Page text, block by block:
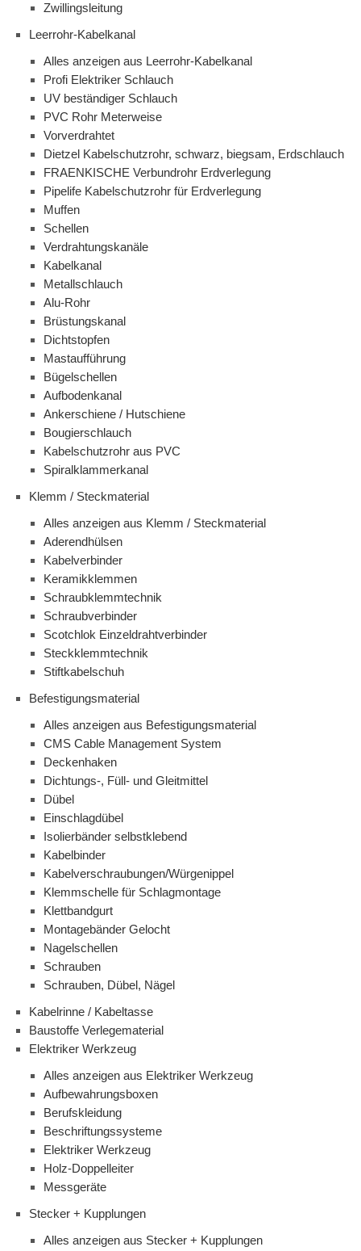
Zwillingsleitung
Leerrohr-Kabelkanal
Alles anzeigen aus Leerrohr-Kabelkanal
Profi Elektriker Schlauch
UV beständiger Schlauch
PVC Rohr Meterweise
Vorverdrahtet
Dietzel Kabelschutzrohr, schwarz, biegsam, Erdschlauch
FRAENKISCHE Verbundrohr Erdverlegung
Pipelife Kabelschutzrohr für Erdverlegung
Muffen
Schellen
Verdrahtungskanäle
Kabelkanal
Metallschlauch
Alu-Rohr
Brüstungskanal
Dichtstopfen
Mastaufführung
Bügelschellen
Aufbodenkanal
Ankerschiene / Hutschiene
Bougierschlauch
Kabelschutzrohr aus PVC
Spiralklammerkanal
Klemm / Steckmaterial
Alles anzeigen aus Klemm / Steckmaterial
Aderendhülsen
Kabelverbinder
Keramikklemmen
Schraubklemmtechnik
Schraubverbinder
Scotchlok Einzeldrahtverbinder
Steckklemmtechnik
Stiftkabelschuh
Befestigungsmaterial
Alles anzeigen aus Befestigungsmaterial
CMS Cable Management System
Deckenhaken
Dichtungs-, Füll- und Gleitmittel
Dübel
Einschlagdübel
Isolierbänder selbstklebend
Kabelbinder
Kabelverschraubungen/Würgenippel
Klemmschelle für Schlagmontage
Klettbandgurt
Montagebänder Gelocht
Nagelschellen
Schrauben
Schrauben, Dübel, Nägel
Kabelrinne / Kabeltasse
Baustoffe Verlegematerial
Elektriker Werkzeug
Alles anzeigen aus Elektriker Werkzeug
Aufbewahrungsboxen
Berufskleidung
Beschriftungssysteme
Elektriker Werkzeug
Holz-Doppelleiter
Messgeräte
Stecker + Kupplungen
Alles anzeigen aus Stecker + Kupplungen